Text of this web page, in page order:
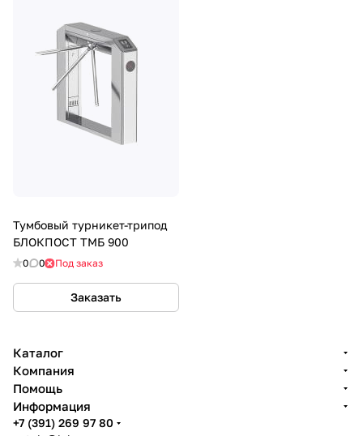
Тумбовый турникет-трипод
БЛОКПОСТ ТМБ 900
0 0 Под заказ
Заказать
Каталог
Компания
Помощь
Информация
+7 (391) 269 97 80